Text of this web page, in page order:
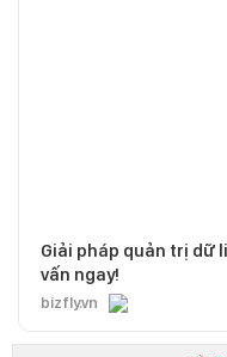
Giải pháp quản trị dữ
vấn ngay!
bizfly.vn